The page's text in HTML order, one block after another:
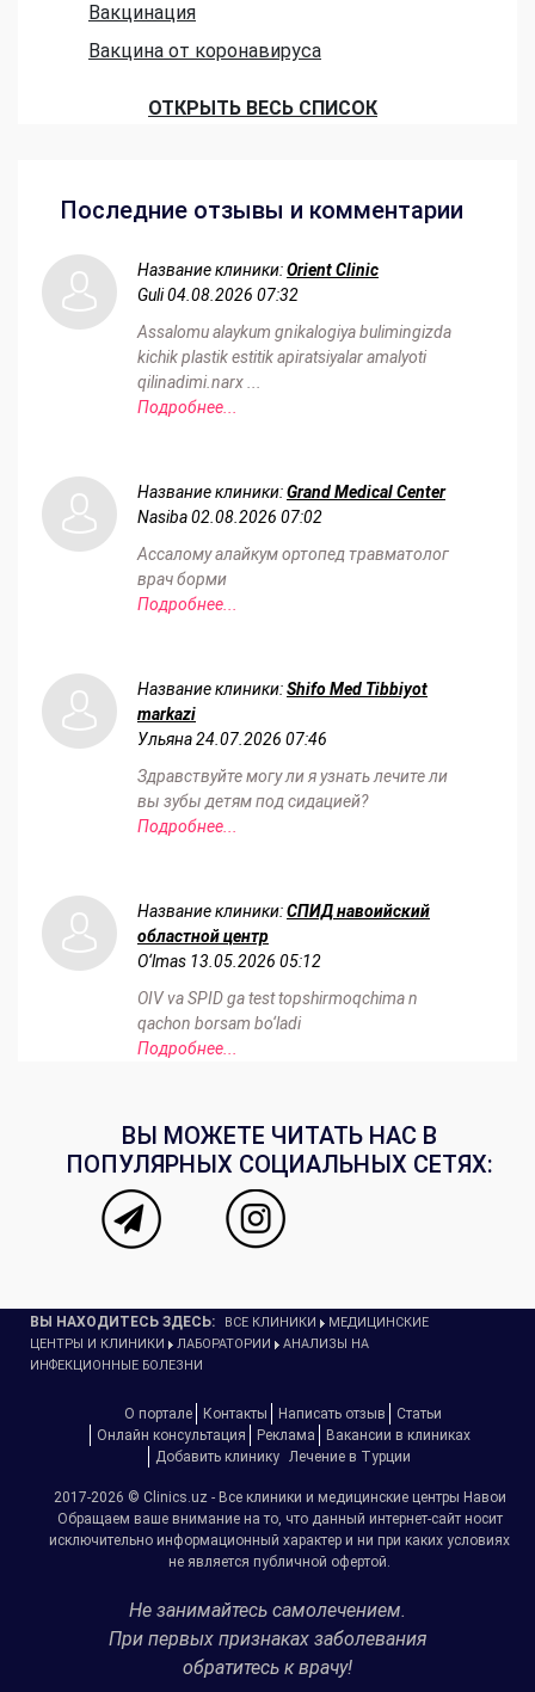
Вакцинация
Вакцина от коронавируса
ОТКРЫТЬ ВЕСЬ СПИСОК
Последние отзывы и комментарии
Название клиники:Orient Clinic
Guli04.08.2026 07:32
Assalomu alaykum gnikalogiya bulimingizda
kichik plastik estitik apiratsiyalar amalyoti
qilinadimi.narx ...
Подробнее...
Название клиники:Grand Medical Center
Nasiba02.08.2026 07:02
Ассалому алайкум ортопед травматолог
врач борми
Подробнее...
Название клиники:Shifo Med Tibbiyot
markazi
Ульяна24.07.2026 07:46
Здравствуйте могу ли я узнать лечите ли
вы зубы детям под сидацией?
Подробнее...
Название клиники:СПИД навоийский
областной центр
O‘lmas 13.05.2026 05:12
OIV va SPID ga test topshirmoqchima n
qachon borsam bo‘ladi
Подробнее...
ВЫ МОЖЕТЕ ЧИТАТЬ НАС В
ПОПУЛЯРНЫХ СОЦИАЛЬНЫХ СЕТЯХ:
ВЫ НАХОДИТЕСЬ ЗДЕСЬ: ВСЕ КЛИНИКИ
МЕДИЦИНСКИЕ
ЦЕНТРЫ И КЛИНИКИ
ЛАБОРАТОРИИ
АНАЛИЗЫ НА
ИНФЕКЦИОННЫЕ БОЛЕЗНИ
О портале Контакты Написать отзыв
Статьи
Онлайн консультация
Реклама
Вакансии в клиниках
Добавить клинику Лечение в Турции
2017-2026 © Clinics.uz - Все клиники и медицинские центры Навои
Обращаем ваше внимание на то, что данный интернет-сайт носит
исключительно информационный характер и ни при каких условиях
не является публичной офертой.
Не занимайтесь самолечением.
При первых признаках заболевания
обратитесь к врачу!